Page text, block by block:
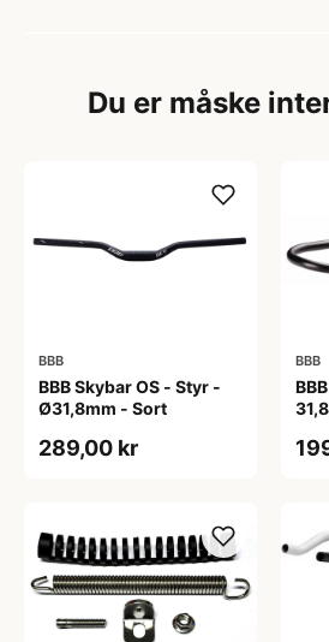
Du er måske
BBB
BBB Skybar OS - Styr -
Ø31,8mm - Sort
289,00 kr
BBB